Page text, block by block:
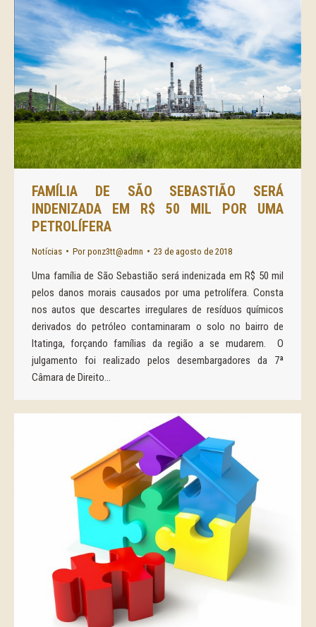
FAMÍLIA DE SÃO SEBASTIÃO SERÁ
INDENIZADA EM R$ 50 MIL POR UMA
PETROLÍFERA
Notícias Por ponz3tt@admn 23 de agosto de 2018
Uma família de São Sebastião será indenizada em R$ 50 mil
pelos danos morais causados por uma petrolífera. Consta
nos autos que descartes irregulares de resíduos químicos
derivados do petróleo contaminaram o solo no bairro de
Itatinga, forçando famílias da região a se mudarem. O
julgamento foi realizado pelos desembargadores da 7ª
Câmara de Direito…